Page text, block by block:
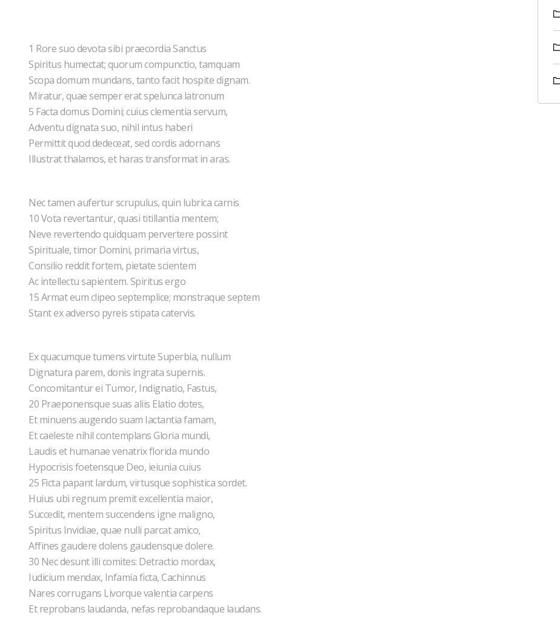
1 Rore suo devota sibi praecordia Sanctus
Spiritus humectat; quorum compunctio, tamquam
Scopa domum mundans, tanto facit hospite dignam.
Miratur, quae semper erat spelunca latronum
5 Facta domus Domini; cuius clementia servum,
Adventu dignata suo, nihil intus haberi
Permittit quod dedeceat, sed cordis adornans
Illustrat thalamos, et haras transformat in aras.
Nec tamen aufertur scrupulus, quin lubrica carnis
10 Vota revertantur, quasi titillantia mentem;
Neve revertendo quidquam pervertere possint
Spirituale, timor Domini, primaria virtus,
Consilio reddit fortem, pietate scientem
Ac intellectu sapientem. Spiritus ergo
15 Armat eum clipeo septemplice; monstraque septem
Stant ex adverso pyreis stipata catervis.
Ex quacumque tumens virtute Superbia, nullum
Dignatura parem, donis ingrata supernis.
Concomitantur ei Tumor, Indignatio, Fastus,
20 Praeponensque suas aliis Elatio dotes,
Et minuens augendo suam Iactantia famam,
Et caeleste nihil contemplans Gloria mundi,
Laudis et humanae venatrix florida mundo
Hypocrisis foetensque Deo, ieiunia cuius
25 Ficta papant lardum, virtusque sophistica sordet.
Huius ubi regnum premit excellentia maior,
Succedit, mentem succendens igne maligno,
Spiritus Invidiae, quae nulli parcat amico,
Affines gaudere dolens gaudensque dolere.
30 Nec desunt illi comites: Detractio mordax,
Iudicium mendax, Infamia ficta, Cachinnus
Nares corrugans Livorque valentia carpens
Et reprobans laudanda, nefas reprobandaque laudans.